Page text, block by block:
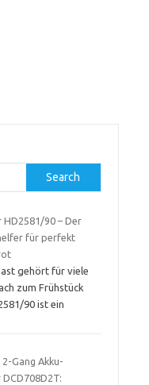
Search
90 – Der
für perfekt
gehört für viele
zum Frühstück
90 ist ein
Gang Akku-